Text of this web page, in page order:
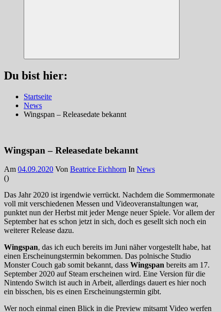
Suchen
Du bist hier:
Startseite
News
Wingspan – Releasedate bekannt
Wingspan – Releasedate bekannt
Am 04.09.2020 Von Beatrice Eichhorn In News
()
Das Jahr 2020 ist irgendwie verrückt. Nachdem die Sommermonate
voll mit verschiedenen Messen und Videoveranstaltungen war,
punktet nun der Herbst mit jeder Menge neuer Spiele. Vor allem der
September hat es schon jetzt in sich, doch es gesellt sich noch ein
weiterer Release dazu.
Wingspan, das ich euch bereits im Juni näher vorgestellt habe, hat
einen Erscheinungstermin bekommen. Das polnische Studio
Monster Couch gab somit bekannt, dass Wingspan bereits am 17.
September 2020 auf Steam erscheinen wird. Eine Version für die
Nintendo Switch ist auch in Arbeit, allerdings dauert es hier noch
ein bisschen, bis es einen Erscheinungstermin gibt.
Wer noch einmal einen Blick in die Preview mitsamt Video werfen